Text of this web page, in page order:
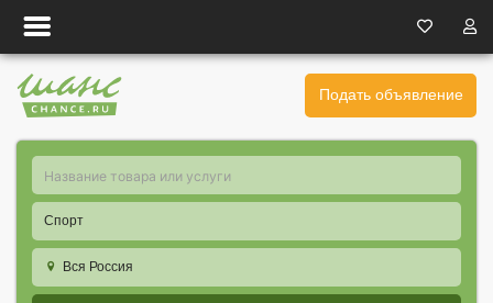
Подать объявление
Спорт
Вся Россия